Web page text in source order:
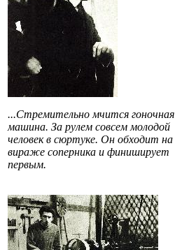
...Стремительно мчится гоночная
машина. За рулем совсем молодой
человек в сюртуке. Он обходит на
вираже соперника и финиширует
первым.